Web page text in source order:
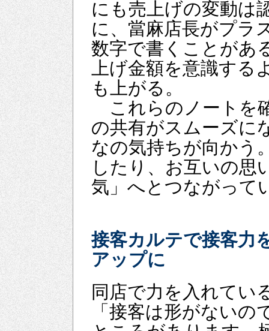
にも売上げの変動は
に、當麻店長がプラ
数字で書くことがあ
上げ金額を意識す
も上がる。
これらのノートを
の共有がスムーズに
なの気持ちが向かう
したり、お互いの思
気」へとつながって
接客カルテで接客力
アップに
同店で力を入れてい
「接客は形がない